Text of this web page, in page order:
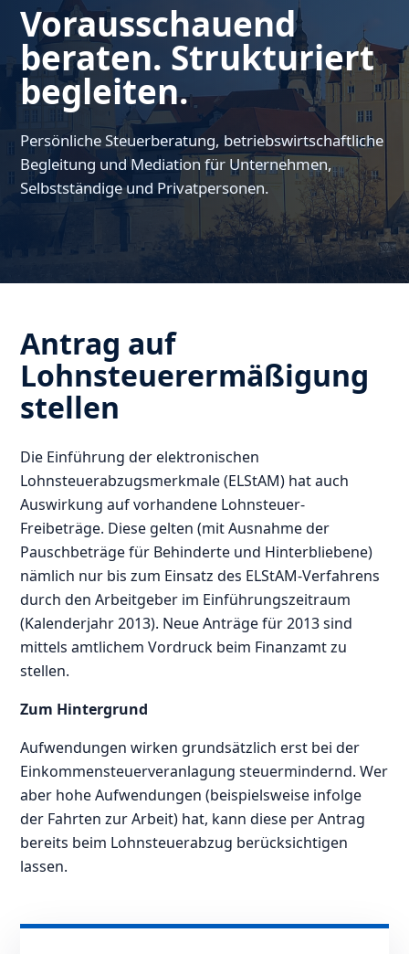
Vorausschauend
beraten. Strukturiert
begleiten.
Persönliche Steuerberatung, betriebswirtschaftliche
Begleitung und Mediation für Unternehmen,
Selbstständige und Privatpersonen.
Antrag auf
Lohnsteuerermäßigung
stellen
Die Einführung der elektronischen
Lohnsteuerabzugsmerkmale (ELStAM) hat auch
Auswirkung auf vorhandene Lohnsteuer-
Freibeträge. Diese gelten (mit Ausnahme der
Pauschbeträge für Behinderte und Hinterbliebene)
nämlich nur bis zum Einsatz des ELStAM-Verfahrens
durch den Arbeitgeber im Einführungszeitraum
(Kalenderjahr 2013). Neue Anträge für 2013 sind
mittels amtlichem Vordruck beim Finanzamt zu
stellen.
Zum Hintergrund
Aufwendungen wirken grundsätzlich erst bei der
Einkommensteuerveranlagung steuermindernd. Wer
aber hohe Aufwendungen (beispielsweise infolge
der Fahrten zur Arbeit) hat, kann diese per Antrag
bereits beim Lohnsteuerabzug berücksichtigen
lassen.